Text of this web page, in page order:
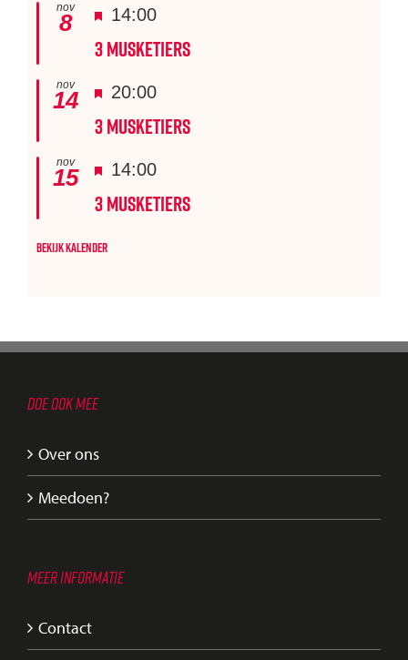
nov
8 Uitgelicht
14:00
3 Musketiers
nov
14 Uitgelicht
20:00
3 Musketiers
nov
15 Uitgelicht
14:00
3 Musketiers
Bekijk kalender
DOE OOK MEE
Over ons
Meedoen?
MEER INFORMATIE
Contact